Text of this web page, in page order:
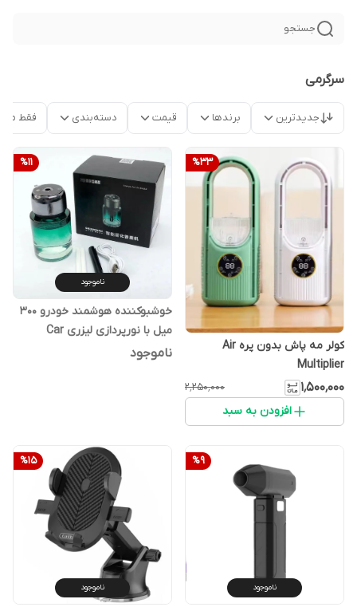
جستجو
سرگرمی
جدیدترین برندها قیمت دسته‌بندی فقط
%33
کولر مه پاش بدون پره Air
Multiplier
۱٬۵۰۰٬۰۰۰ ۲٬۲۵۰٬۰۰۰
افزودن به سبد
%11
ناموجود
خوشبوکننده هوشمند خودرو 300
میل با نورپردازی لیزری Car
Fragrance BX001
ناموجود
%9
ناموجود
%15
ناموجود